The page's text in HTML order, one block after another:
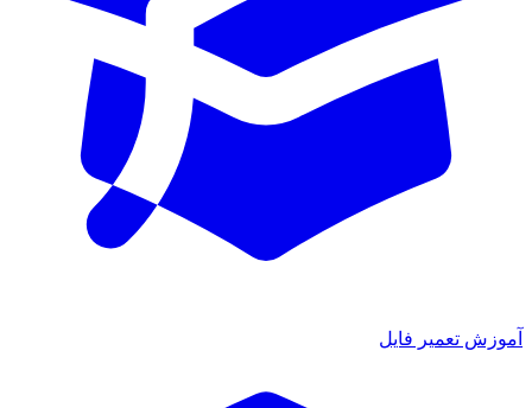
آموزش تعمیر فایل